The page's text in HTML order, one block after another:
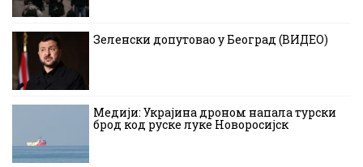
Зеленски допутовао у Београд (ВИДЕО)
Медији: Украјина дроном напала турски
брод код руске луке Новоросијск